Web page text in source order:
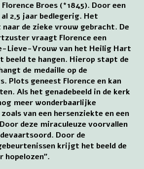
Broes (*1845). Door een
2,5 jaar bedlegerig. Het
de zieke vrouw gebracht. De
vraagt Florence een
Lieve-Vrouw van het Heilig Hart
beeld te hangen. Hierop stapt de
de medaille op de
Plots geneest Florence en kan
Als het genadebeeld in de kerk
meer wonderbaarlijke
van een hersenziekte en een
deze miraculeuze voorvallen
Door de
krijgt het beeld de
hopelozen”.